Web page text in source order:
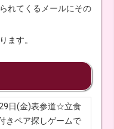
れてくるメールにその
ます。
日(金)表参道☆立食
きペア探しゲームで